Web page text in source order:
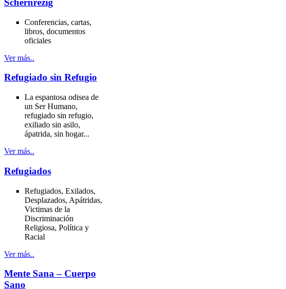
Schernrezig
Conferencias, cartas,
libros, documentos
oficiales
Ver más..
Refugiado sin Refugio
La espantosa odisea de
un Ser Humano,
refugiado sin refugio,
exiliado sin asilo,
ápatrida, sin hogar...
Ver más..
Refugiados
Refugiados, Exilados,
Desplazados, Apátridas,
Victimas de la
Discriminación
Religiosa, Política y
Racial
Ver más..
Mente Sana – Cuerpo
Sano